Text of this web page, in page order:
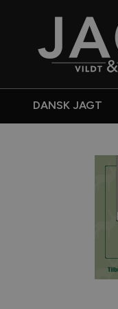
DANSK JAGT